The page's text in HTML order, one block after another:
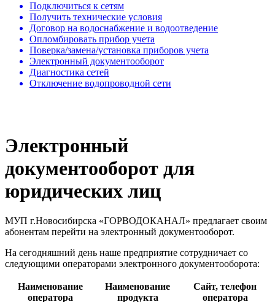
Подключиться к сетям
Получить технические условия
Договор на водоснабжение и водоотведение
Опломбировать прибор учета
Поверка/замена/установка приборов учета
Электронный документооборот
Диагностика сетей
Отключение водопроводной сети
Электронный
документооборот для
юридических лиц
МУП г.Новосибирска «ГОРВОДОКАНАЛ» предлагает своим
абонентам перейти на электронный документооборот.
На сегодняшний день наше предприятие сотрудничает со
следующими операторами электронного документооборота:
Наименование
оператора
Наименование
продукта
Сайт, телефон
оператора